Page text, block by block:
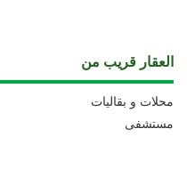
العقار قريب من
محلات و بقاليات
مستشفى